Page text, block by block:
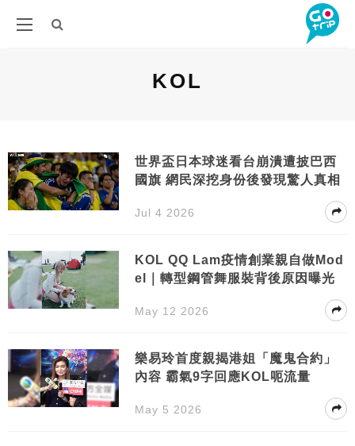
KOL
世界盃日本球迷看台崩潰遭披巴西
國旗 網民深挖身份後發現驚人真相
Jul 4 2026
KOL QQ Lam疫情創業親自做Mod
el｜轉型鋼管舞服裝背後原因曝光
May 12 2026
樂易玲首度親揭港姐「魔鬼合約」
內容 霸氣9字回應KOL呃流量
May 5 2026